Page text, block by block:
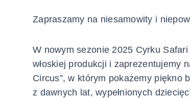
Zapraszamy na niesamowity i
W nowym sezonie 2025 Cyrku
włoskiej produkcji i zaprezentujemy
Circus”, w którym pokażemy piękno
z dawnych lat, wypełnionych